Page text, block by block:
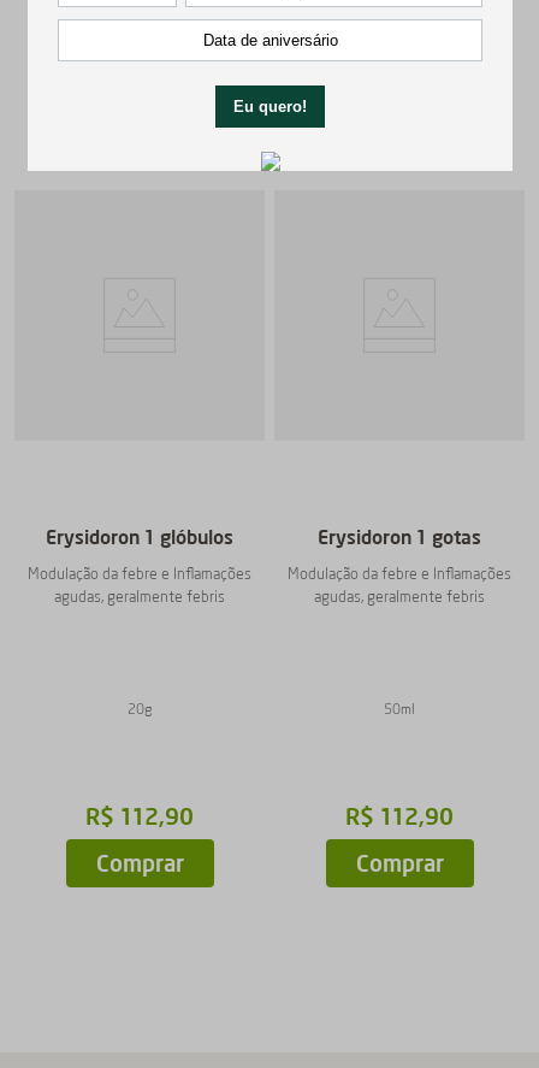
Erysidoron 1 glóbulos
Modulação da febre e Inflamações
agudas, geralmente febris
20g
R$ 112,90
Comprar
Erysidoron 1 gotas
Modulação da febre e Inflamações
agudas, geralmente febris
50ml
R$ 112,90
Comprar